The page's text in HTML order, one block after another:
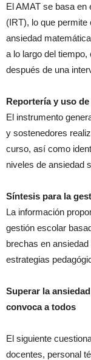
El AMAT se basa en
(IRT), lo que
ansiedad
a lo largo del
después de una
Reportería y uso
El instrumento
y sostenedores
curso, así como
niveles de ansiedad
Síntesis para la
La información
gestión escolar
brechas en
estrategias
Superar la
convoca a todos
El siguiente
docentes, personal